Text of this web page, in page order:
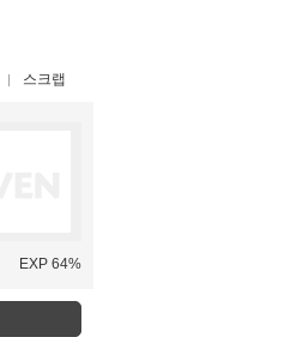
스크랩
EXP 64%